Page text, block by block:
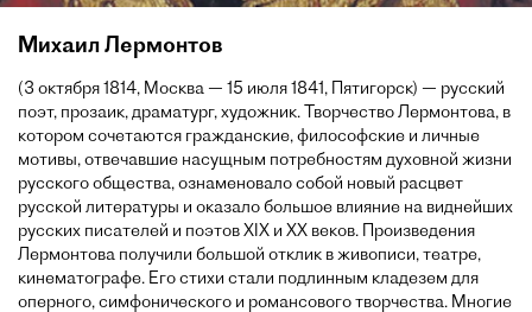
Михаил Лермонтов
(3 октября 1814, Москва — 15 июля 1841, Пятигорск) — русский
поэт, прозаик, драматург, художник. Творчество Лермонтова, в
котором сочетаются гражданские, философские и личные
мотивы, отвечавшие насущным потребностям духовной жизни
русского общества, ознаменовало собой новый расцвет
русской литературы и оказало большое влияние на виднейших
русских писателей и поэтов XIX и XX веков. Произведения
Лермонтова получили большой отклик в живописи, театре,
кинематографе. Его стихи стали подлинным кладезем для
оперного, симфонического и романсового творчества. Многие